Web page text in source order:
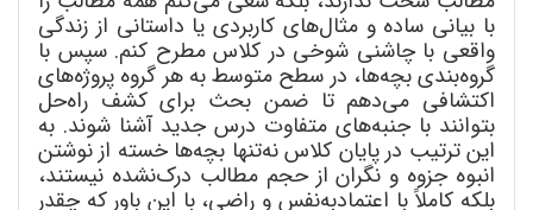
با بیانی ساده و مثالهای کاربردی یا داستانی از زندگی
واقعی با چاشنی شوخی در کلاس مطرح کنم. سپس با
گروهبندی بچهها، در سطح متوسط به هر گروه پروژههای
اکتشافی میدهم تا ضمن بحث برای کشف راهحل
بتوانند با جنبههای متفاوت درس جدید آشنا شوند. به
این ترتیب در پایان کلاس نهتنها بچهها خسته از نوشتن
انبوه جزوه و نگران از حجم مطالب درکنشده نیستند،
بلکه کاملاً با اعتمادبهنفس و راضی، با این باور که چقدر